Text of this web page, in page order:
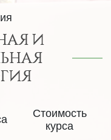
И
Стоимость
курса